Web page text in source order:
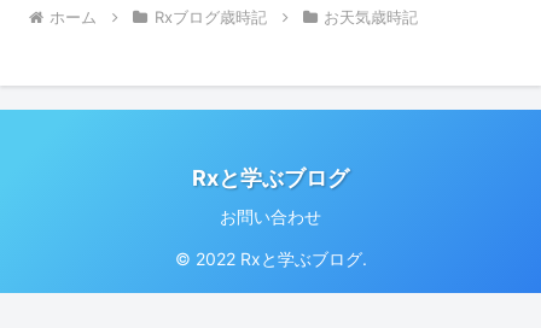
ホーム Rxブログ歳時記 お天気歳時記
Rxと学ぶブログ
お問い合わせ
© 2022 Rxと学ぶブログ.